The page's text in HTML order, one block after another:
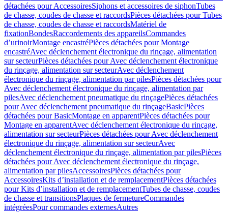
détachées pour AccessoiresSiphons et accessoires de siphonTubes
de chasse, coudes de chasse et raccordsPièces détachées pour Tubes
de chasse, coudes de chasse et raccordsMatériel de
fixationBondesRaccordements des appareilsCommandes
dʼurinoirMontage encastréPièces détachées pour Montage
encastréAvec déclenchement électronique du rinçage, alimentation
sur secteurPièces détachées pour Avec déclenchement électronique
du rinçage, alimentation sur secteurAvec déclenchement
électronique du rinçage, alimentation par pilesPièces détachées pour
Avec déclenchement électronique du rinçage, alimentation par
pilesAvec déclenchement pneumatique du rinçagePièces détachées
pour Avec déclenchement pneumatique du rinçageBasicPièces
détachées pour BasicMontage en apparentPièces détachées pour
Montage en apparentAvec déclenchement électronique du rinçage,
alimentation sur secteurPièces détachées pour Avec déclenchement
électronique du rinçage, alimentation sur secteurAvec
déclenchement électronique du rinçage, alimentation par pilesPièces
détachées pour Avec déclenchement électronique du rinçage,
alimentation par pilesAccessoiresPièces détachées pour
AccessoiresKits d’installation et de remplacementPièces détachées
pour Kits d’installation et de remplacementTubes de chasse, coudes
de chasse et transitionsPlaques de fermetureCommandes
intégréesPour commandes externesAutres